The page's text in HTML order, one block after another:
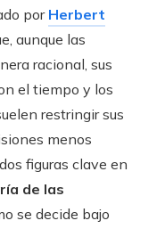
por Herbert
aunque las
racional, sus
el tiempo y los
restringir sus
menos
figuras clave en
de las
se decide bajo